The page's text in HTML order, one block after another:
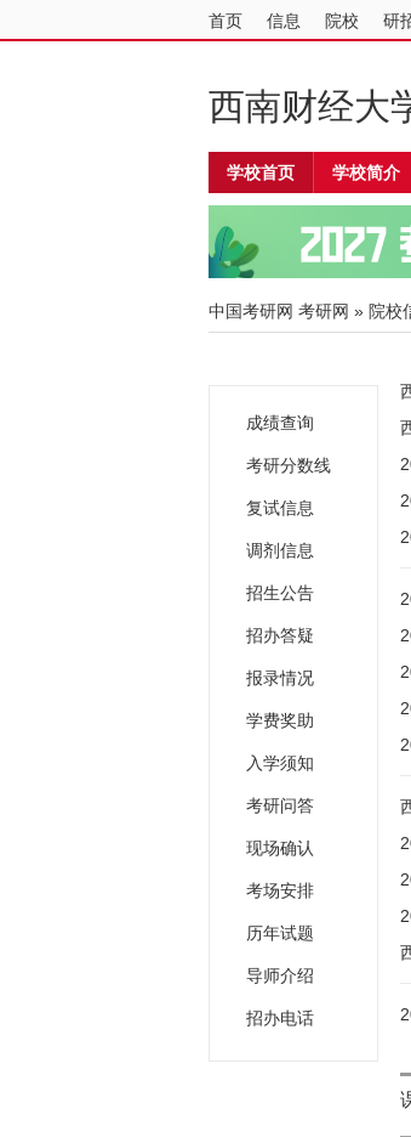
首页 信息 院校 研
西南财经大
学校首页 学校简介
中国考研网 考研网 » 院校
成绩查询
考研分数线
复试信息
调剂信息
招生公告
招办答疑
报录情况
学费奖助
入学须知
考研问答
现场确认
考场安排
历年试题
导师介绍
招办电话